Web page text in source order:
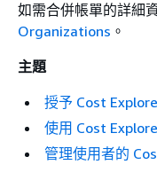
如需合併帳單的詳細
Organizations 。
主題
授予 Cost
使用 Cost
管理使用者的